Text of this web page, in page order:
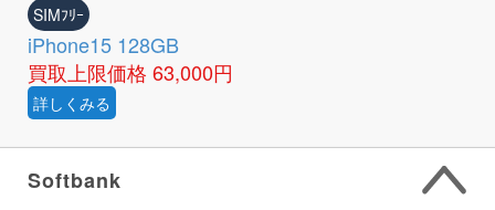
SIMﾌﾘｰ
iPhone15 128GB
買取上限価格 63,000円
詳しくみる
Softbank